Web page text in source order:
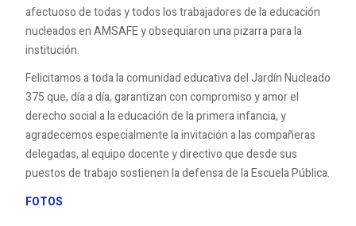
afectuoso de todas y todos los trabajadores de la educación
nucleados en AMSAFE y obsequiaron una pizarra para la
institución.
Felicitamos a toda la comunidad educativa del Jardín Nucleado
375 que, día a día, garantizan con compromiso y amor el
derecho social a la educación de la primera infancia, y
agradecemos especialmente la invitación a las compañeras
delegadas, al equipo docente y directivo que desde sus
puestos de trabajo sostienen la defensa de la Escuela Pública.
FOTOS